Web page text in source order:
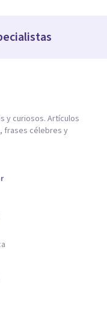
y curiosos. Artículos
frases célebres y